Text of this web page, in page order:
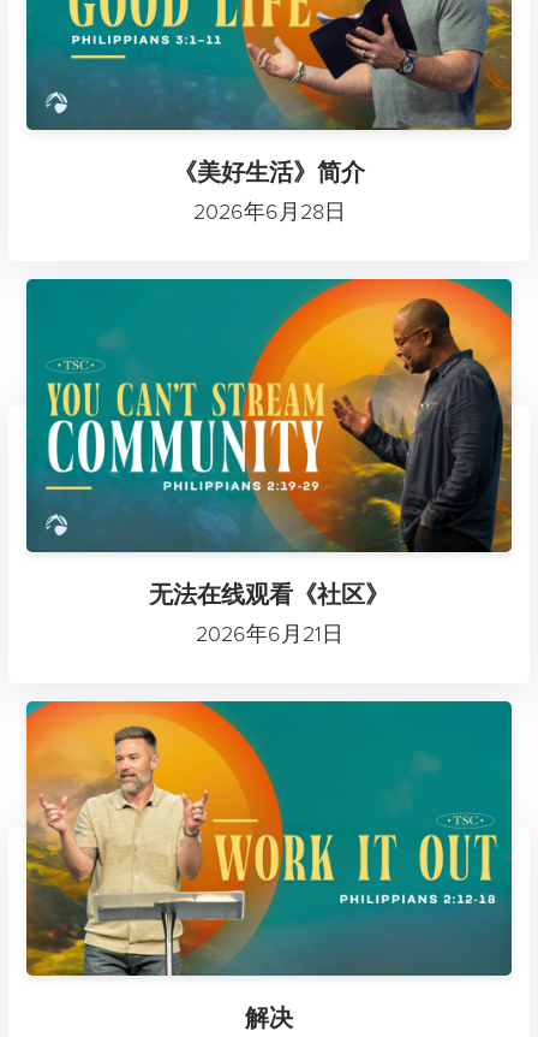
《美好生活》简介
2026年6月28日
无法在线观看《社区》
2026年6月21日
解决